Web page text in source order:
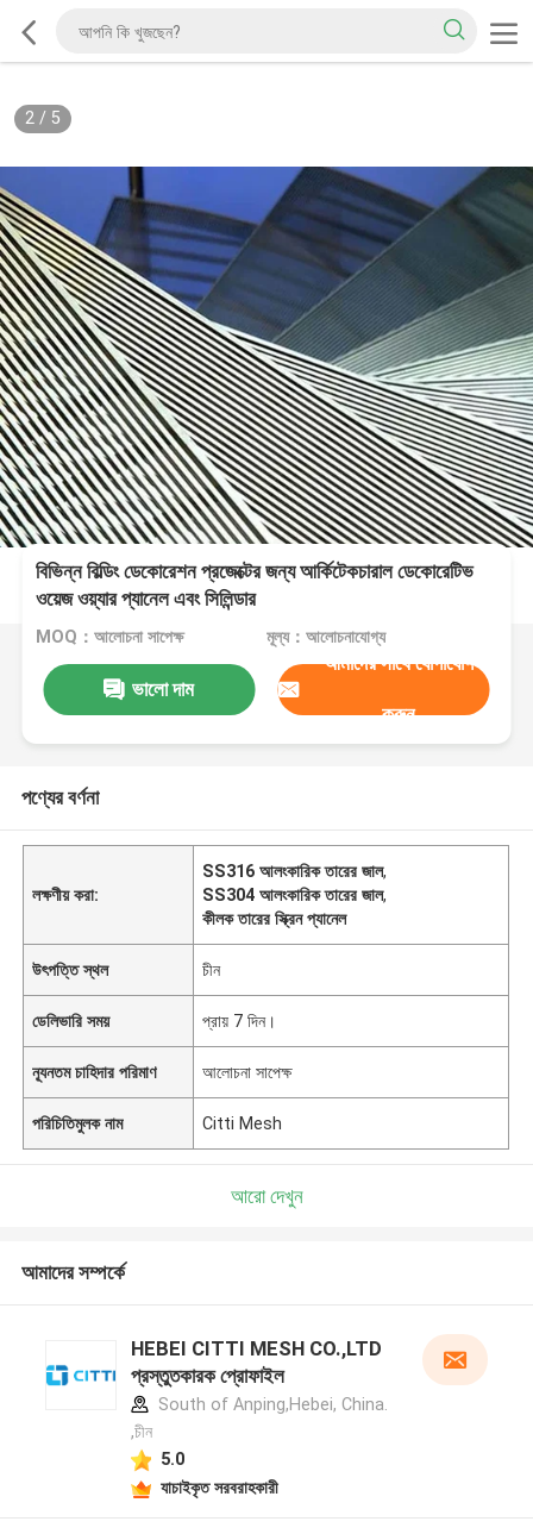
2/ 5
বিভিন্ন বিল্ডিং ডেকোরেশন প্রজেক্টের জন্য আর্কিটেকচারাল ডেকোরেটিভ
ওয়েজ ওয়্যার প্যানেল এবং সিলিন্ডার
MOQ：আলোচনা সাপেক্ষ মূল্য：আলোচনাযোগ্য
ভালো দাম
আমাদের সাথে যোগাযোগ
করুন
পণ্যের বর্ণনা
লক্ষণীয় করা:
SS316 আলংকারিক তারের জাল,
SS304 আলংকারিক তারের জাল,
কীলক তারের স্ক্রিন প্যানেল
উৎপত্তি স্থল চীন
ডেলিভারি সময় প্রায় 7 দিন।
ন্যূনতম চাহিদার পরিমাণ আলোচনা সাপেক্ষ
পরিচিতিমুলক নাম Citti Mesh
আরো দেখুন
আমাদের সম্পর্কে
HEBEI CITTI MESH CO.,LTD
প্রস্তুতকারক প্রোফাইল
South of Anping,Hebei, China.
,চীন
5.0
যাচাইকৃত সরবরাহকারী